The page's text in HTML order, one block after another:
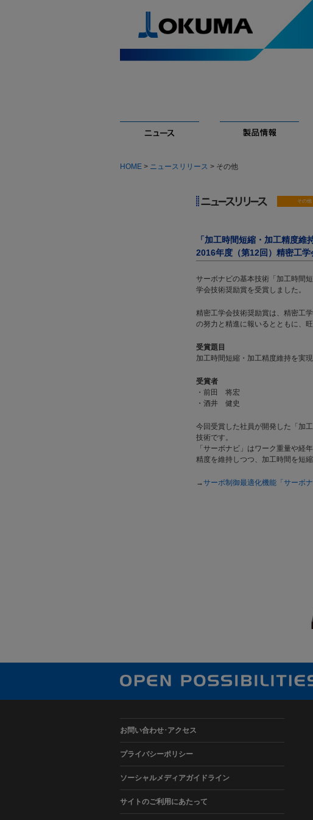
HOME > ニュースリリース > その他
「加工時間短縮・加工精度
2016年度（第12回）精密工
サーボナビの基本技術「加工時間
学会技術奨励賞を受賞しました。
精密工学会技術奨励賞は、精密工
の努力と精進に報いるとともに、
受賞題目
加工時間短縮・加工精度維持を実
受賞者
・前田 将宏
・酒井 健史
今回受賞した社員が開発した「加
技術です。
「サーボナビ」はワーク重量や経
精度を維持しつつ、加工時間を短
→サーボ制御最適化機能「サーボ
お問い合わせ･アクセス
プライバシーポリシー
ソーシャルメディアガイドライン
サイトのご利用にあたって